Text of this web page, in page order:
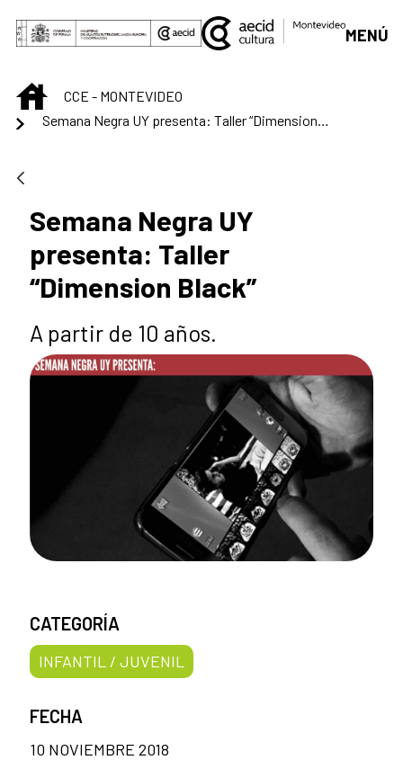
Saltar al contenido principal
MENÚ
INICIOCCE - MONTEVIDEO
Semana Negra UY presenta: Taller “Dimension Black”
Semana Negra UY
presenta: Taller
“Dimension Black”
A partir de 10 años.
CATEGORÍA
INFANTIL / JUVENIL
FECHA
10 NOVIEMBRE 2018